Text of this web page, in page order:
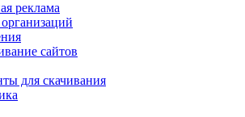
реклама
сайтов
для скачивания